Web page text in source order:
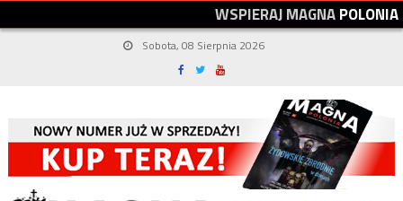
WSPIERAJMAGNAPOLONIA
Sobota, 08 Sierpnia 2026